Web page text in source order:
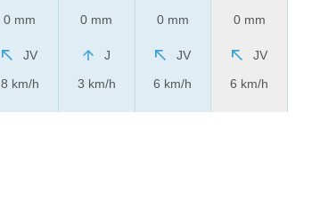
0 mm
JV
8 km/h
0 mm
J
3 km/h
0 mm
JV
6 km/h
0 mm
JV
6 km/h